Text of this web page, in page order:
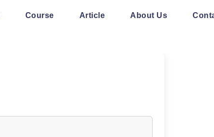
Course Article About Us